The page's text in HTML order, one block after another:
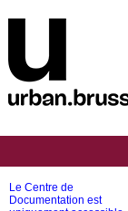
Le Centre de
Documentation est